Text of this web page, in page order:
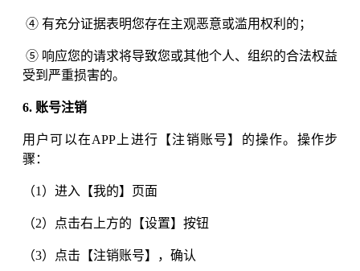
④ 有充分证据表明您存在主观恶意或滥用权利的；
⑤ 响应您的请求将导致您或其他个人、组织的合法权益
受到严重损害的。
6. 账号注销
用户可以在APP上进行【注销账号】的操作。操作步
骤：
（1）进入【我的】页面
（2）点击右上方的【设置】按钮
（3）点击【注销账号】，确认